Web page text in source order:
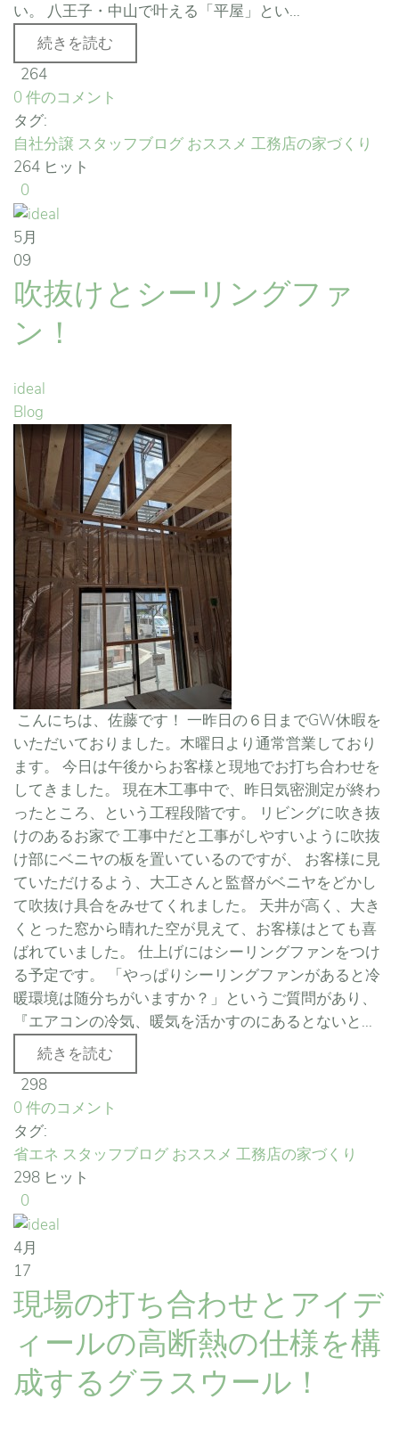
い。 八王子・中山で叶える「平屋」とい...
続きを読む
264
0 件のコメント
タグ:
自社分譲 スタッフブログ おススメ 工務店の家づくり
264 ヒット
0
5月
09
吹抜けとシーリングファ
ン！
ideal
Blog
こんにちは、佐藤です！ 一昨日の６日までGW休暇を
いただいておりました。木曜日より通常営業しており
ます。 今日は午後からお客様と現地でお打ち合わせを
してきました。 現在木工事中で、昨日気密測定が終わ
ったところ、という工程段階です。 リビングに吹き抜
けのあるお家で 工事中だと工事がしやすいように吹抜
け部にベニヤの板を置いているのですが、 お客様に見
ていただけるよう、大工さんと監督がベニヤをどかし
て吹抜け具合をみせてくれました。 天井が高く、大き
くとった窓から晴れた空が見えて、お客様はとても喜
ばれていました。 仕上げにはシーリングファンをつけ
る予定です。 「やっぱりシーリングファンがあると冷
暖環境は随分ちがいますか？」というご質問があり、
『エアコンの冷気、暖気を活かすのにあるとないと...
続きを読む
298
0 件のコメント
タグ:
省エネ スタッフブログ おススメ 工務店の家づくり
298 ヒット
0
4月
17
現場の打ち合わせとアイデ
ィールの高断熱の仕様を構
成するグラスウール！